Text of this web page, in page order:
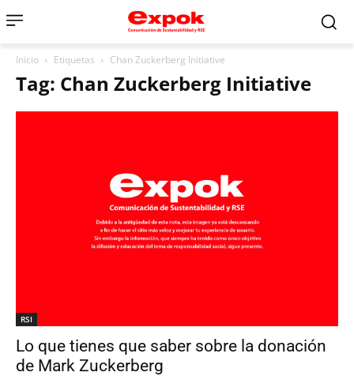
Inicio Etiquetas Chan Zuckerberg Initiative
Tag: Chan Zuckerberg Initiative
RSI
Lo que tienes que saber sobre la donación
de Mark Zuckerberg